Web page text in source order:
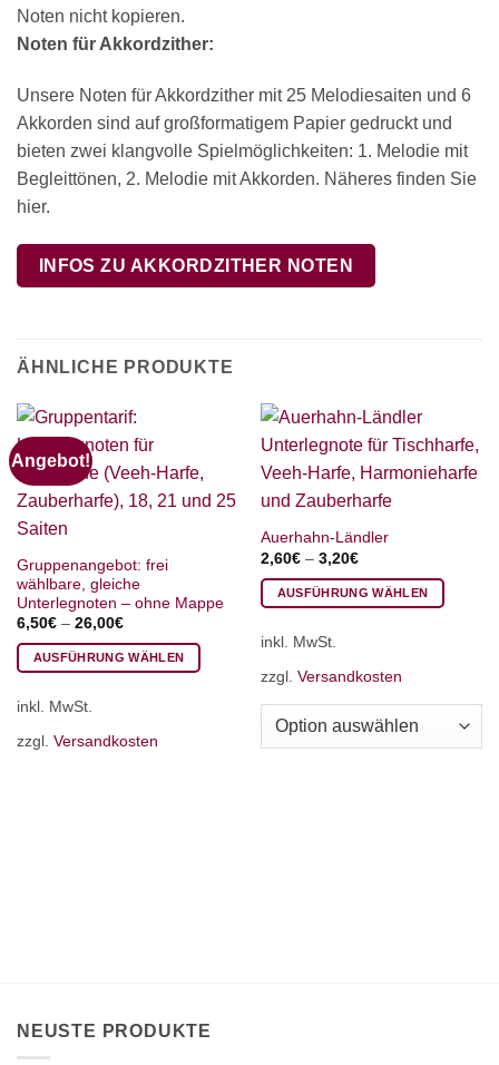
Noten nicht kopieren.
Noten für Akkordzither:
Unsere Noten für Akkordzither mit 25 Melodiesaiten und 6
Akkorden sind auf großformatigem Papier gedruckt und
bieten zwei klangvolle Spielmöglichkeiten: 1. Melodie mit
Begleittönen, 2. Melodie mit Akkorden. Näheres finden Sie
hier.
INFOS ZU AKKORDZITHER NOTEN
ÄHNLICHE PRODUKTE
Angebot!
Gruppenangebot: frei
wählbare, gleiche
Unterlegnoten – ohne Mappe
6,50€– 26,00€
AUSFÜHRUNG WÄHLEN
Produkt
mehrere
inkl. MwSt.
zzgl. Versandkosten
Auerhahn-Ländler
2,60€– 3,20€
AUSFÜHRUNG WÄHLEN
Produkt
mehrere
auf.
inkl. MwSt.
zzgl. Versandkosten
NEUSTE PRODUKTE